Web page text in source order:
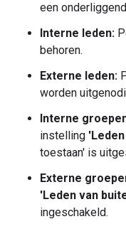
een
Interne leden:
behoren.
Externe leden:
worden
Interne
instelling
toestaan' is
Externe
'Leden van
ingeschakeld.